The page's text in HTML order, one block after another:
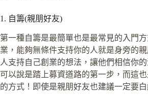
1. 自籌(親朋好友)
第一種自籌是最簡單也是最常見的入門
業，能夠無條件支持你的人就是身旁的
人支持自己創業的想法，讓他們相信你
可以說是踏上募資道路的第一步，而這
的方式！即使是親朋好友也建議一定要白